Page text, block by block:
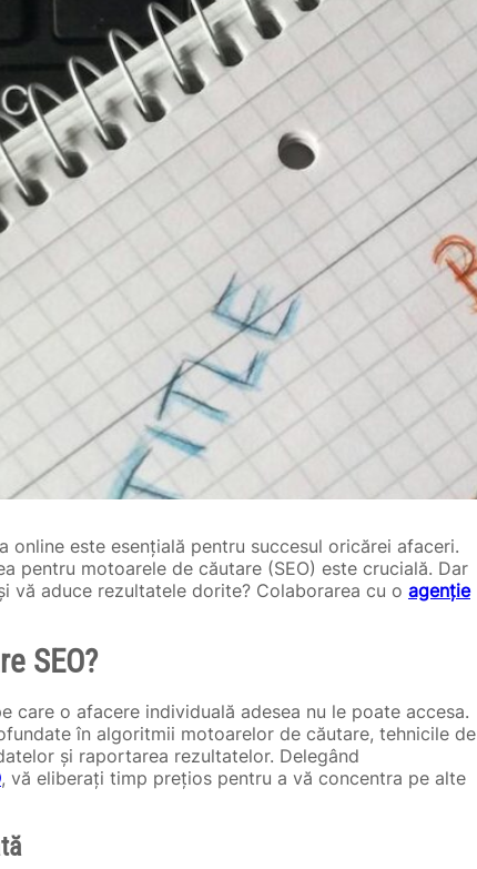
este esențială pentru succesul oricărei afaceri.
pentru motoarele de căutare (SEO) este crucială. Dar
vă aduce rezultatele dorite? Colaborarea cu o agenție
SEO?
care o afacere individuală adesea nu le poate accesa.
în algoritmii motoarelor de căutare, tehnicile de
și raportarea rezultatelor. Delegând
, vă eliberați timp prețios pentru a vă concentra pe alte